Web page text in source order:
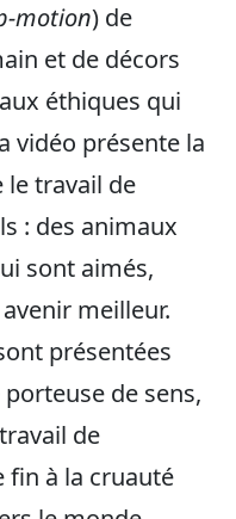
motion) de
et de décors
éthiques qui
vidéo présente la
travail de
: des animaux
sont aimés,
meilleur.
présentées
de sens,
de
fin à la cruauté